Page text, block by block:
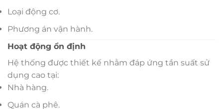
Loại động cơ.
Phương án vận hành.
Hoạt động ổn định
Hệ thống được thiết kế nhằm đáp ứng tần suất sử
dụng cao tại:
Nhà hàng.
Quán cà phê.